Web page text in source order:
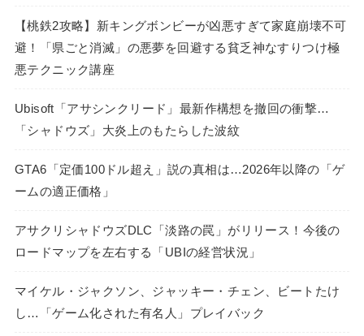
【桃鉄2攻略】新キングボンビーが凶悪すぎて家庭崩壊不可
避！「県ごと消滅」の悪夢を回避する貧乏神なすりつけ極
悪テクニック講座
Ubisoft「アサシンクリード」最新作構想を撤回の衝撃…
「シャドウズ」大炎上のもたらした波紋
GTA6「定価100ドル超え」説の真相は…2026年以降の「ゲ
ームの適正価格」
アサクリシャドウズDLC「淡路の罠」がリリース！今後の
ロードマップを左右する「UBIの経営状況」
マイケル・ジャクソン、ジャッキー・チェン、ビートたけ
し…「ゲーム化された有名人」プレイバック